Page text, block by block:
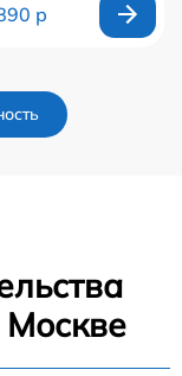
р
Москве